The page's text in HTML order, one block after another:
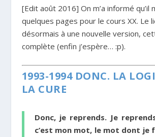
[Edit août 2016] On m’a informé qu’il
quelques pages pour le cours XX. Le
désormais à une nouvelle version,
complète (enfin j’espère… :p).
1993-1994 DONC. LA
LA CURE
Donc, je reprends. Je
c’est mon mot, le mot dont